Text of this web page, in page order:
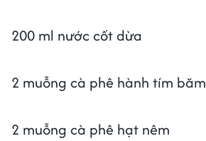
200 ml nước cốt dừa
2 muỗng cà phê hành tím băm
2 muỗng cà phê hạt nêm